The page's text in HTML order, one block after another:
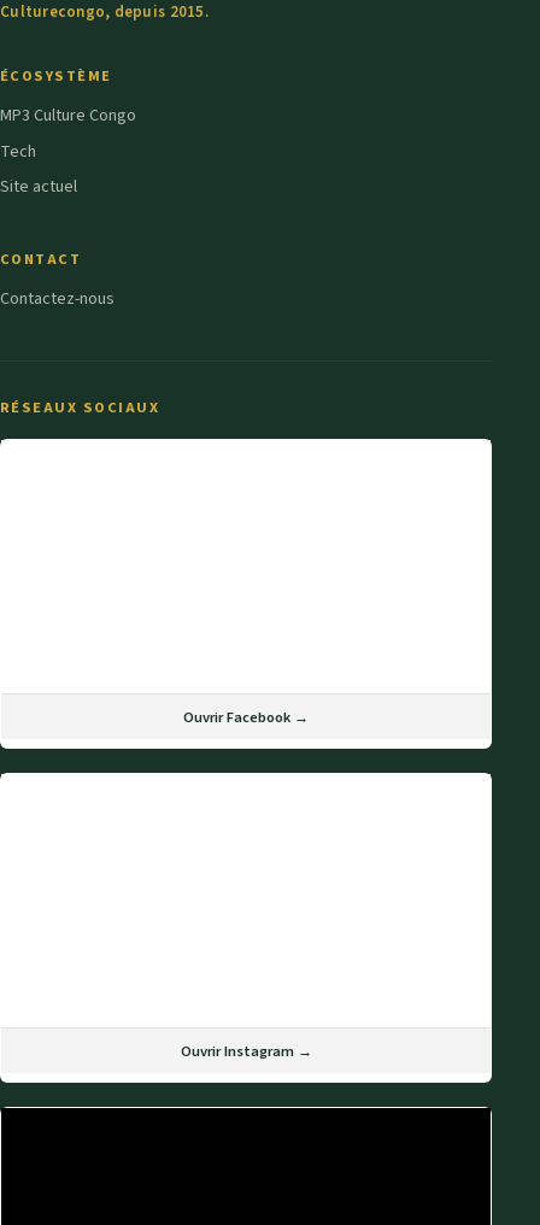
Culturecongo, depuis 2015.
ÉCOSYSTÈME
MP3 Culture Congo
Tech
Site actuel
CONTACT
Contactez-nous
RÉSEAUX SOCIAUX
Ouvrir Facebook →
Ouvrir Instagram →